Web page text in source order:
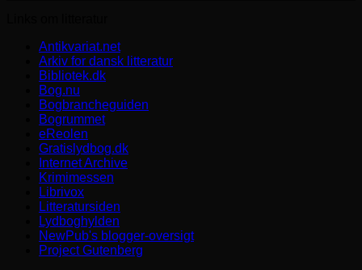
Antikvariat.net
Arkiv for dansk litteratur
Bibliotek.dk
Bog.nu
Bogbrancheguiden
Bogrummet
eReolen
Gratislydbog.dk
Internet Archive
Krimimessen
Librivox
Litteratursiden
Lydboghylden
NewPub's blogger-oversigt
Project Gutenberg